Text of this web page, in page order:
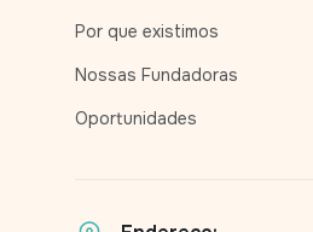
Por que existimos
Nossas Fundadoras
Oportunidades